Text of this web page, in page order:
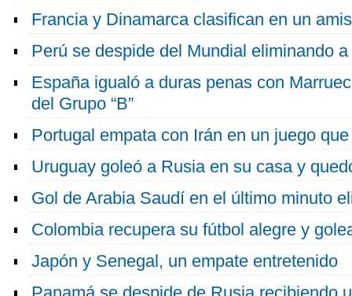
Francia y Dinamarca clasifican en un
Perú se despide del Mundial eliminando
España igualó a duras penas con
del Grupo “B”
Portugal empata con Irán en un juego
Uruguay goleó a Rusia en su casa y
Gol de Arabia Saudí en el último minuto
Colombia recupera su fútbol alegre y
Japón y Senegal, un empate entretenido